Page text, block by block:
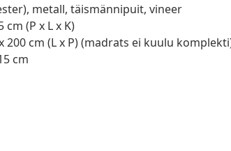
metall, täismännipuit, vineer
(P x L x K)
200 cm (L x P) (madrats ei kuulu
cm